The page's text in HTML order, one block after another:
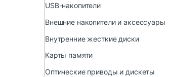
USB-накопители
Внешние накопители и аксессуары
Внутренние жесткие диски
Карты памяти
Оптические приводы и дискеты